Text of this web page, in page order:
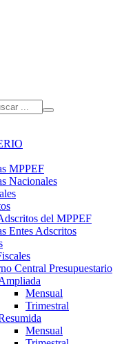
MPPEF
Nacionales
del MPPEF
Entes Adscritos
Central Presupuestario
Mensual
Trimestral
Mensual